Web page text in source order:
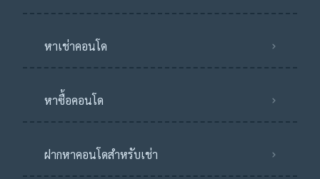
หาเช่าคอนโด
หาซื้อคอนโด
ฝากหาคอนโดสำหรับเช่า